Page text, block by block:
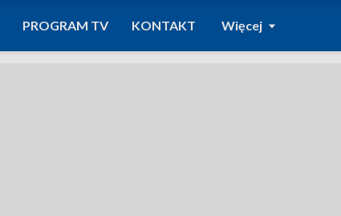
PROGRAM TV KONTAKT Więcej